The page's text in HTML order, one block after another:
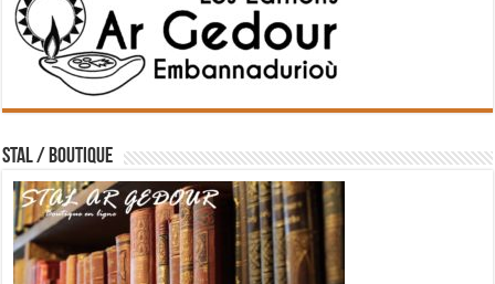
STAL / BOUTIQUE